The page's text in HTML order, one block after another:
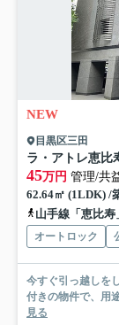
NEW
目黒区三田
ラ・アトレ恵比
45万円 管理/共
62.64㎡ (1LDK) /
山手線「恵比寿
オートロック
今すぐ引っ越しを
付きの物件で、用
見る